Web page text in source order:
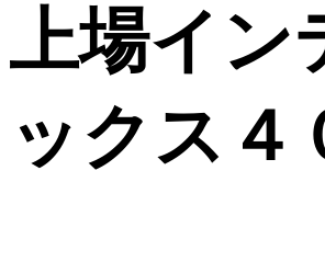
上場イン
ックス４